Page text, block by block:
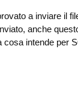
a inviare il
anche
cosa intende per